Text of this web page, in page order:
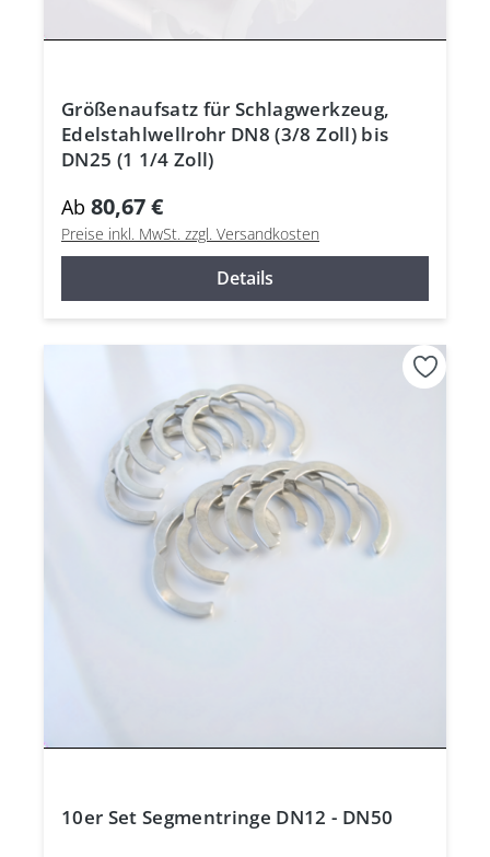
Größenaufsatz für Schlagwerkzeug,
Edelstahlwellrohr DN8 (3/8 Zoll) bis
DN25 (1 1/4 Zoll)
Ab 80,67 €
Preise inkl. MwSt. zzgl. Versandkosten
Details
10er Set Segmentringe DN12 - DN50